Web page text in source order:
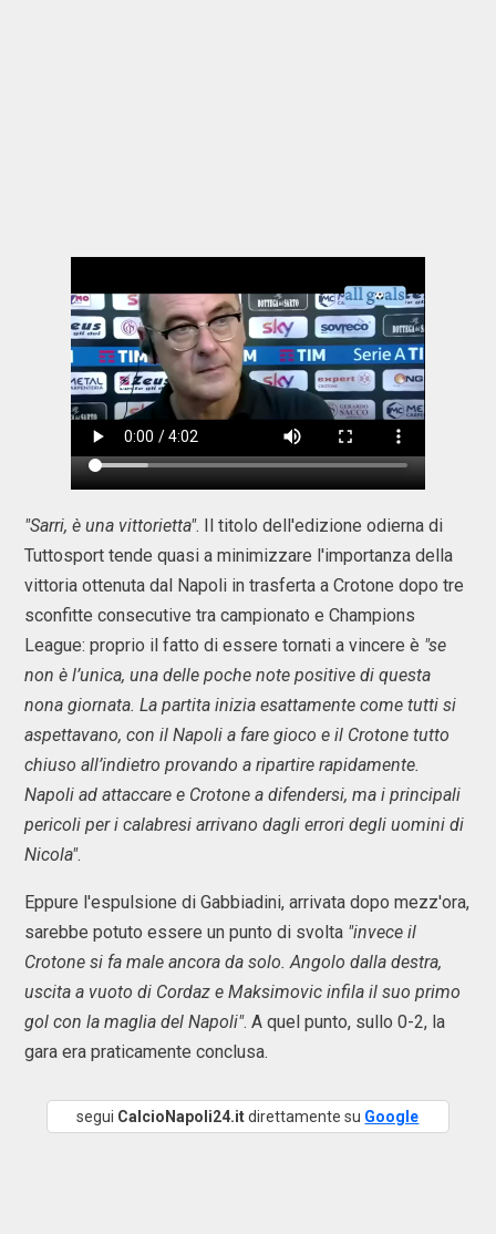
"Sarri, è una vittorietta". Il titolo dell'edizione odierna di
Tuttosport tende quasi a minimizzare l'importanza della
vittoria ottenuta dal Napoli in trasferta a Crotone dopo tre
sconfitte consecutive tra campionato e Champions
League: proprio il fatto di essere tornati a vincere è "se
non è l’unica, una delle poche note positive di questa
nona giornata. La partita inizia esattamente come tutti si
aspettavano, con il Napoli a fare gioco e il Crotone tutto
chiuso all’indietro provando a ripartire rapidamente.
Napoli ad attaccare e Crotone a difendersi, ma i principali
pericoli per i calabresi arrivano dagli errori degli uomini di
Nicola".
Eppure l'espulsione di Gabbiadini, arrivata dopo mezz'ora,
sarebbe potuto essere un punto di svolta "invece il
Crotone si fa male ancora da solo. Angolo dalla destra,
uscita a vuoto di Cordaz e Maksimovic infila il suo primo
gol con la maglia del Napoli". A quel punto, sullo 0-2, la
gara era praticamente conclusa.
segui CalcioNapoli24.itdirettamente su Google